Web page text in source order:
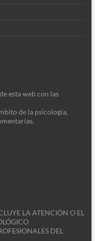
esta web con las
de la psicología,
LA ATENCIÓN O EL
DEL